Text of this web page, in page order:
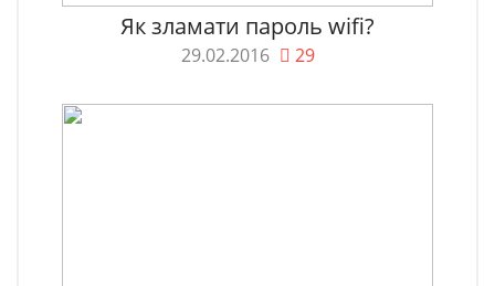
Як зламати пароль wifi?
29.02.2016 29